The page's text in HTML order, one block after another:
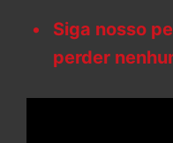
Siga nosso
perder